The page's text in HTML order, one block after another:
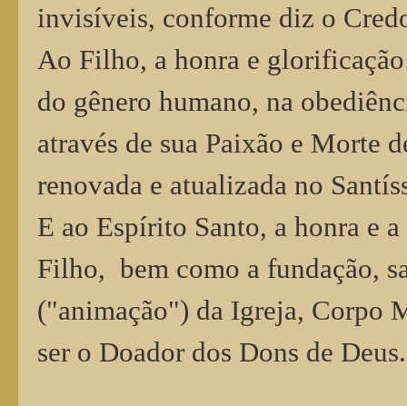
invisíveis, conforme diz o
Ao Filho, a honra e
do gênero humano, na
através de sua Paixão e Morte
renovada e atualizada no
E ao Espírito Santo, a honra e
Filho, bem como a fundação,
("animação") da Igreja, Corpo
ser o Doador dos Dons de